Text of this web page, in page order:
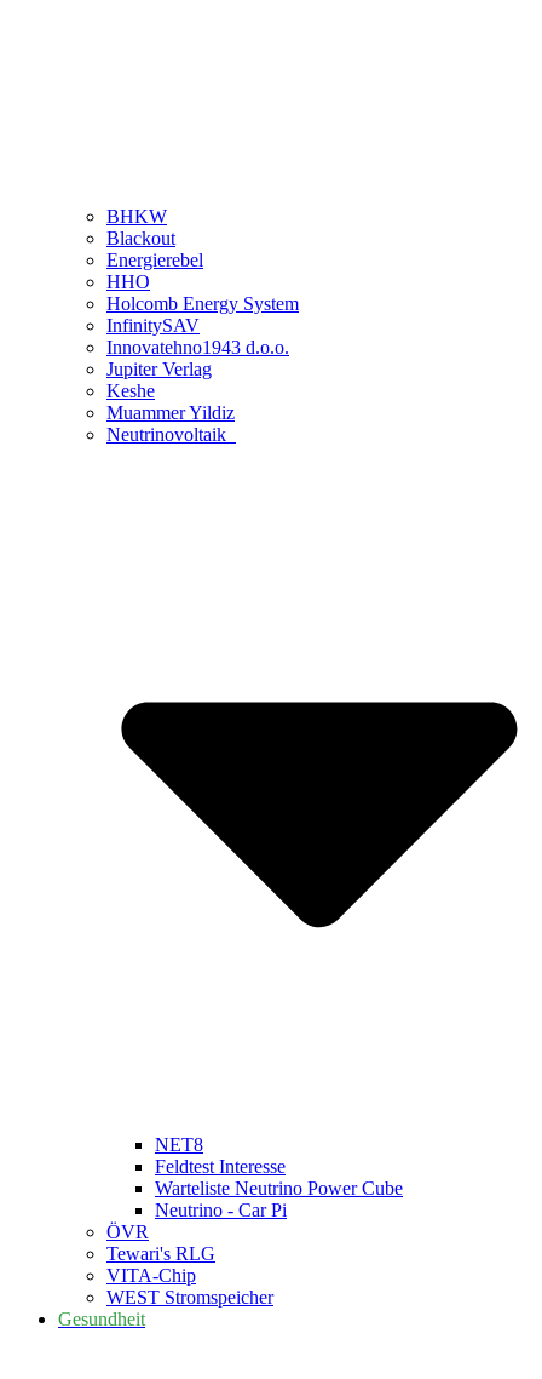
BHKW
Blackout
Energierebel
HHO
Holcomb Energy System
InfinitySAV
Innovatehno1943 d.o.o.
Jupiter Verlag
Keshe
Muammer Yildiz
Neutrinovoltaik
NET8
Feldtest Interesse
Warteliste Neutrino Power Cube
Neutrino - Car Pi
ÖVR
Tewari's RLG
VITA-Chip
WEST Stromspeicher
Gesundheit